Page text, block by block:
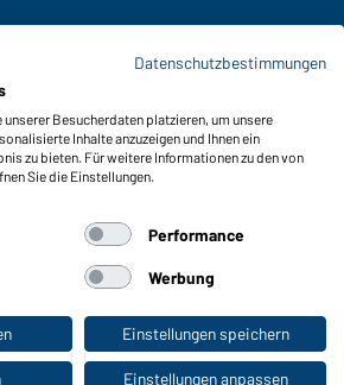
Shop
COLLECTION
für Professionals: Kollektionen
Datenschutzbestimmungen
unserer Besucherdaten platzieren, um unsere
Inhalte anzuzeigen und Ihnen ein
zu bieten. Für weitere Informationen zu den von
Sie die Einstellungen.
Performance
Werbung
Einstellungen speichern
Einstellungen anpassen